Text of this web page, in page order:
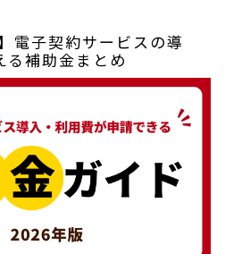
電子契約サービスの導
る補助金まとめ